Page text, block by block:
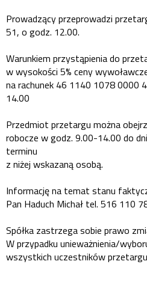
Prowadzący przeprowadzi
51, o godz. 12.00.
Warunkiem przystąpienia do
w wysokości 5% ceny
na rachunek 46 1140 1078 0000
14.00
Przedmiot przetargu można
robocze w godz. 9.00-14.00 do
terminu
z niżej wskazaną osobą.
Informację na temat stanu
Pan Haduch Michał tel. 516 110
Spółka zastrzega sobie prawo
W przypadku unieważnienia/
wszystkich uczestników